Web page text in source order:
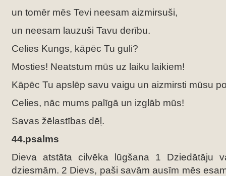
un tomēr mēs Tevi neesam aizmirsuši,
un neesam lauzuši Tavu derību.
Celies Kungs, kāpēc Tu guli?
Mosties! Neatstum mūs uz laiku laikiem!
Kāpēc Tu apslēp savu vaigu un aizmirsti mūsu
Celies, nāc mums palīgā un izglāb mūs!
Savas žēlastības dēļ.
44.psalms
Dieva atstāta cilvēka lūgšana 1 Dziedātāju
dziesmām. 2 Dievs, paši savām ausīm mēs